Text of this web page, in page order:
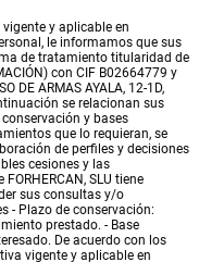
y aplicable en
le informamos que sus
de tratamiento titularidad de
con CIF B02664779 y
DE ARMAS AYALA, 12-1D,
se relacionan sus
y bases
que lo requieran, se
de perfiles y decisiones
cesiones y las
SLU tiene
sus consultas y/o
- Plazo de conservación:
prestado. - Base
De acuerdo con los
vigente y aplicable en